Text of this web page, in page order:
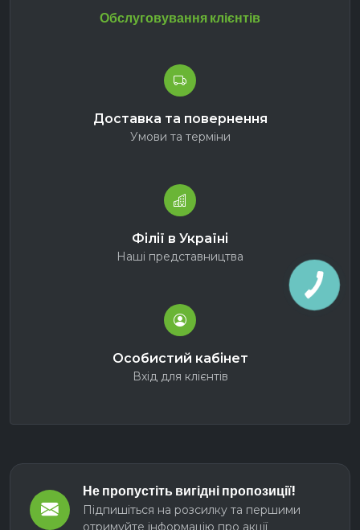
Обслуговування клієнтів
Доставка та повернення
Умови та терміни
Філії в Україні
Наші представництва
Особистий кабінет
Вхід для клієнтів
Не пропустіть вигідні пропозиції!
Підпишіться на розсилку та першими
отримуйте інформацію про акції